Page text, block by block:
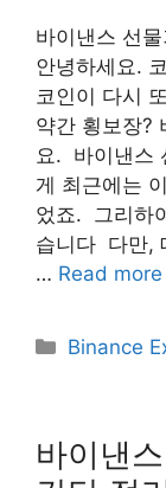
바이낸스 선
안녕하세요.
코인이 다시
약간 횡보장?
요. ​ 바이낸스
게 ​최근에는
었죠. ​ 그리하
습니다 ​ 다만,
… Read more
Binance
바이낸